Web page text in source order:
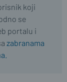
koji
se
portalu i
zabranama